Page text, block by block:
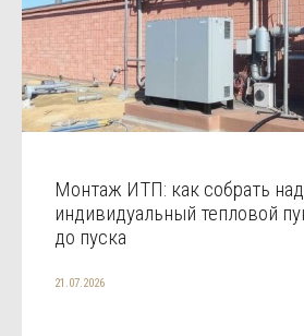
Монтаж ИТП: как собрать
индивидуальный тепловой
до пуска
21.07.2026